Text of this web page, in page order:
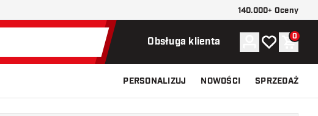
140.000+ Oceny
Obsługa klienta Konto
Moja listaKoszyk
0
PERSONALIZUJ NOWOŚCI SPRZEDAŻ